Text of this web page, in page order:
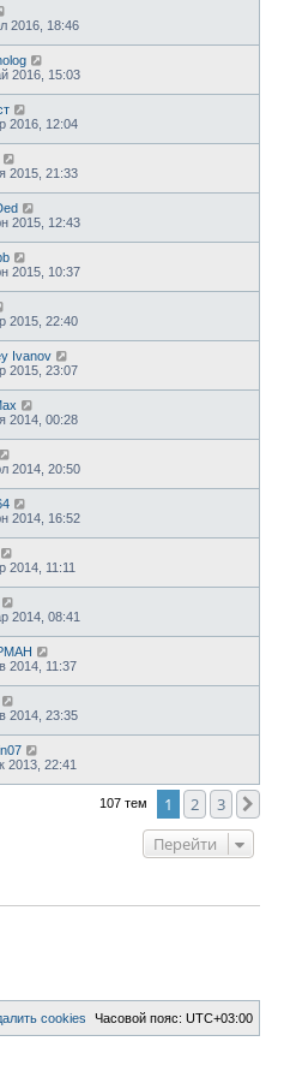
2016, 18:46
2016, 15:03
2016, 12:04
2015, 21:33
2015, 12:43
2015, 10:37
2015, 22:40
Ivanov
2015, 23:07
2014, 00:28
2014, 20:50
2014, 16:52
2014, 11:11
2014, 08:41
2014, 11:37
2014, 23:35
2013, 22:41
107 тем 1 2 3
Перейти
Часовой пояс: UTC+03:00
cookies